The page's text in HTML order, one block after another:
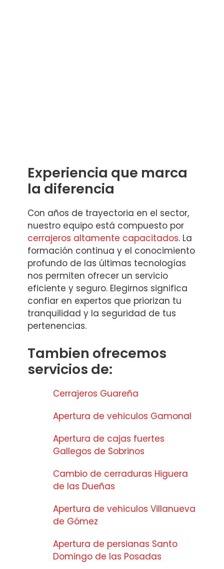
Experiencia que marca
la diferencia
Con años de trayectoria en el sector,
nuestro equipo está compuesto por
cerrajeros altamente capacitados. La
formación continua y el conocimiento
profundo de las últimas tecnologías
nos permiten ofrecer un servicio
eficiente y seguro. Elegirnos significa
confiar en expertos que priorizan tu
tranquilidad y la seguridad de tus
pertenencias.
Tambien ofrecemos
servicios de:
Cerrajeros Guareña
Apertura de vehiculos Gamonal
Apertura de cajas fuertes
Gallegos de Sobrinos
Cambio de cerraduras Higuera
de las Dueñas
Apertura de vehiculos Villanueva
de Gómez
Apertura de persianas Santo
Domingo de las Posadas